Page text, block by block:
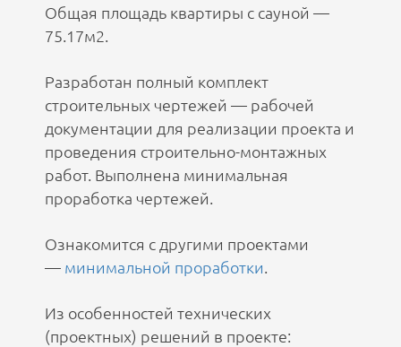
Общая площадь квартиры с сауной —
75.17м2.
Разработан полный комплект
строительных чертежей — рабочей
документации для реализации проекта и
проведения строительно-монтажных
работ. Выполнена минимальная
проработка чертежей.
Ознакомится с другими проектами
— минимальной проработки.
Из особенностей технических
(проектных) решений в проекте: